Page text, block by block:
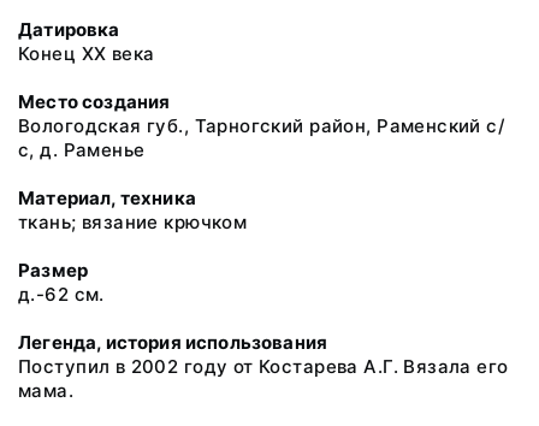
Датировка
Конец XX века
Место создания
Вологодская губ., Тарногский район, Раменский с/
с, д. Раменье
Материал, техника
ткань; вязание крючком
Размер
д.-62 см.
Легенда, история использования
Поступил в 2002 году от Костарева А.Г. Вязала его
мама.